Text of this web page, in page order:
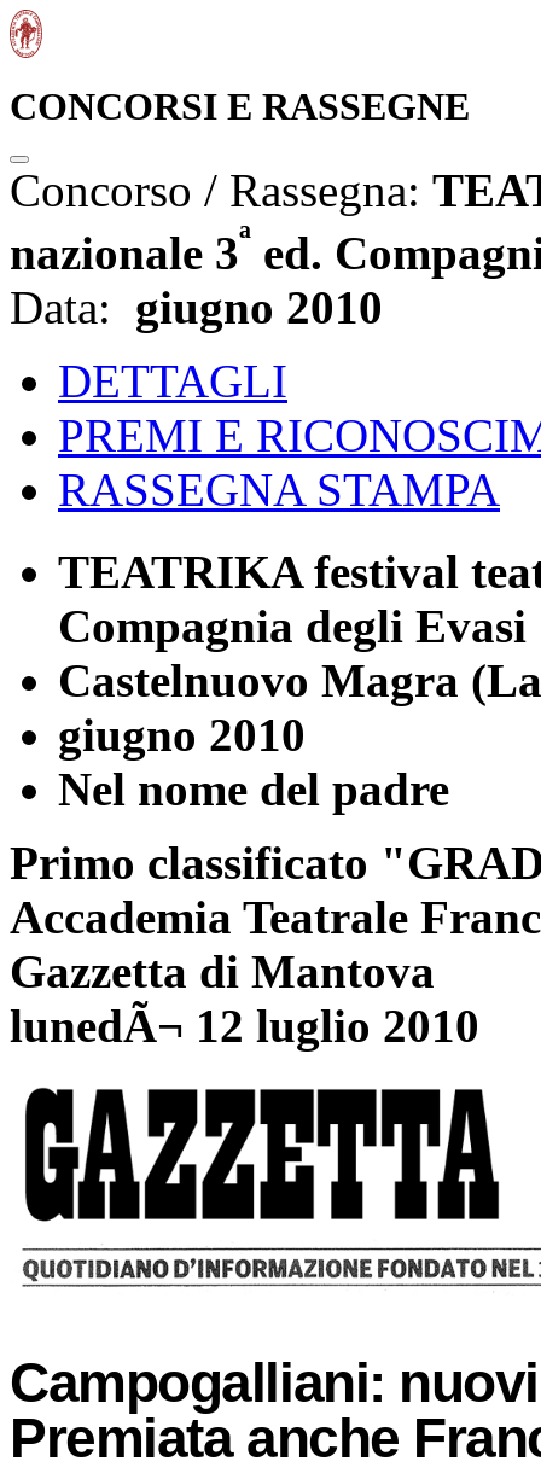
CONCORSI E RASSEGNE
Concorso / Rassegna:
nazionale 3ª ed.
Data: giugno 2010
DETTAGLI
PREMI E
RASSEGNA STAMPA
TEATRIKA festival
Compagnia degli Evasi
Castelnuovo Magra
giugno 2010
Nel nome del padre
Primo classificato
Accademia Teatrale
Gazzetta di Mantova
lunedÃ¬ 12 luglio 2010
Campogalliani:
Premiata anche